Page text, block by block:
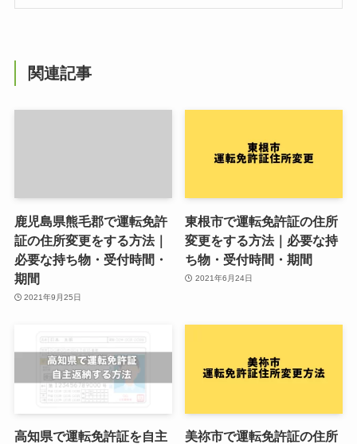
関連記事
鹿児島県熊毛郡で運転免許
証の住所変更をする方法｜
必要な持ち物・受付時間・
期間
2021年9月25日
東根市で運転免許証の住所
変更をする方法｜必要な持
ち物・受付時間・期間
2021年6月24日
高知県で運転免許証を自主
美祢市で運転免許証の住所